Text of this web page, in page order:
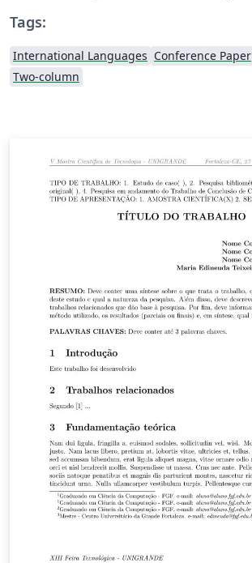
Tags:
International Languages Conference Paper
Two-column